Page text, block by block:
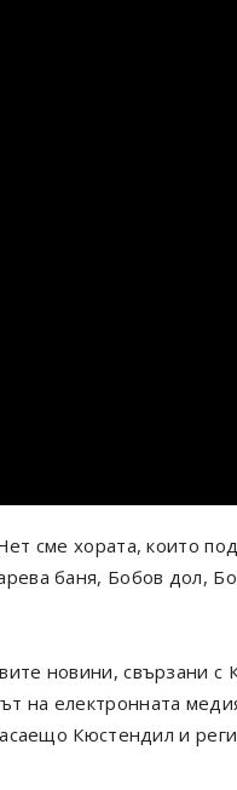
сме хората, които
баня, Бобов дол,
новини, свързани с
на електронната
Кюстендил и